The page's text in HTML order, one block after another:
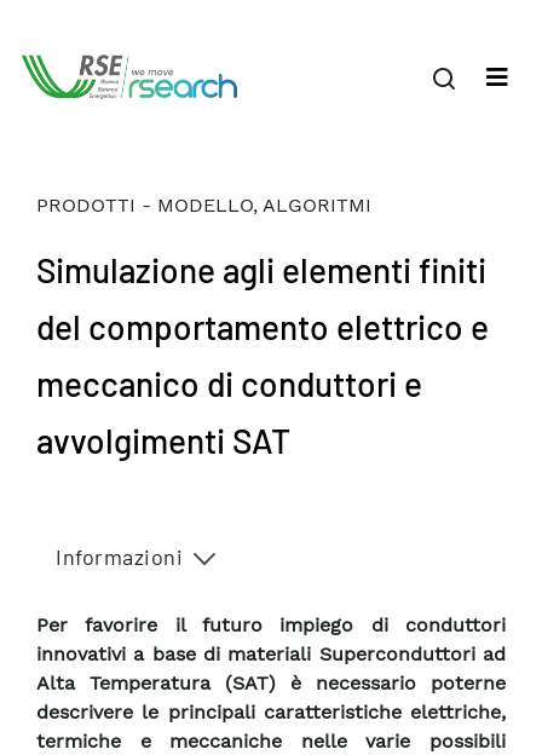
PRODOTTI - MODELLO, ALGORITMI
Simulazione agli elementi finiti
del comportamento elettrico e
meccanico di conduttori e
avvolgimenti SAT
Informazioni
Per favorire il futuro impiego di conduttori
innovativi a base di materiali Superconduttori ad
Alta Temperatura (SAT) è necessario poterne
descrivere le principali caratteristiche elettriche,
termiche e meccaniche nelle varie possibili